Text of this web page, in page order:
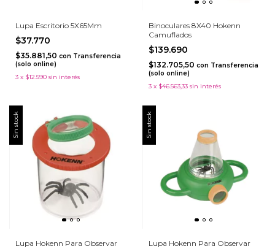
Lupa Escritorio 5X65Mm
$37.770
$35.881,50 con Transferencia
(solo online)
3 x $12.590 sin interés
Binoculares 8X40 Hokenn
Camuflados
$139.690
$132.705,50 con Transferencia
(solo online)
3 x $46.563,33 sin interés
Sin stock
Lupa Hokenn Para Observar
Sin stock
Lupa Hokenn Para Observar